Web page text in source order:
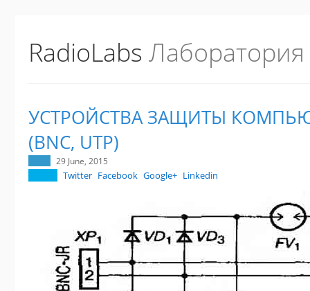
RadioLabs
УСТРОЙСТВА ЗАЩИТЫ
(BNC, UTP)
29 June, 2015
Twitter Facebook Google+ Linkedin